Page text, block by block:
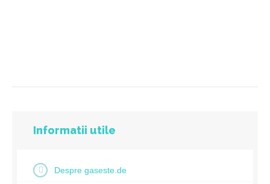
Informatii utile
Despre gaseste.de